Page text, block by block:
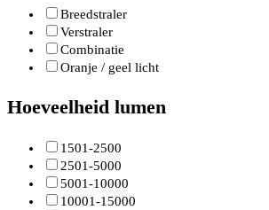
Breedstraler
Verstraler
Combinatie
Oranje / geel licht
Hoeveelheid lumen
1501-2500
2501-5000
5001-10000
10001-15000